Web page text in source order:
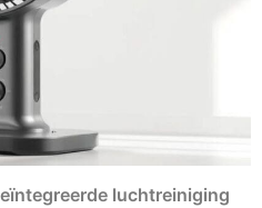
luchtreiniging